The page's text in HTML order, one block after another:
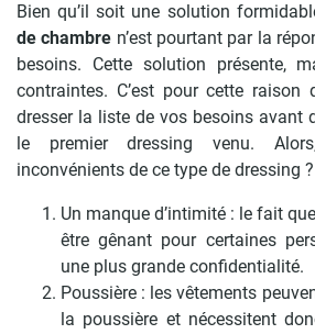
Bien qu’il soit une solution
de chambre n’est pourtant par la
besoins. Cette solution présente,
contraintes. C’est pour cette raison
dresser la liste de vos besoins avant
le premier dressing venu.
inconvénients de ce type de dressing ?
Un manque d’intimité : le fait
être gênant pour certaines
une plus grande confidentialité.
Poussière : les vêtements
la poussière et nécessitent